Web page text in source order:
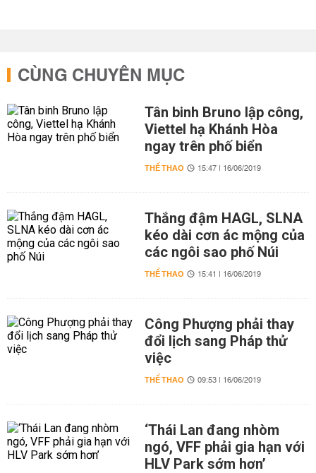
CÙNG CHUYÊN MỤC
Tân binh Bruno lập công,
Viettel hạ Khánh Hòa
ngay trên phố biển
THỂ THAO 15:47 | 16/06/2019
Thắng đậm HAGL, SLNA
kéo dài cơn ác mộng của
các ngôi sao phố Núi
THỂ THAO 15:41 | 16/06/2019
Công Phượng phải thay
đổi lịch sang Pháp thử
việc
THỂ THAO 09:53 | 16/06/2019
‘Thái Lan đang nhòm
ngó, VFF phải gia hạn với
HLV Park sớm hơn’